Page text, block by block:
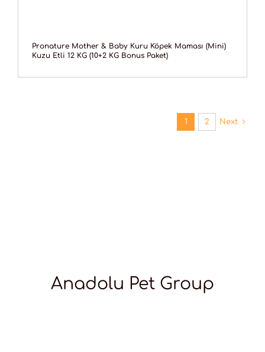
Pronature Mother & Baby Kuru Köpek Maması (Mini)
Kuzu Etli 12 KG (10+2 KG Bonus Paket)
1 2 Next
Anadolu Pet Group